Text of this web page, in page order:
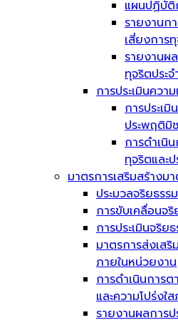
แผนปฏิบัติ
รายงานก
เสี่ยงการ
รายงานผ
ทุจริตประจ
การประเมินคว
การประเ
ประพฤติมิ
การดำเนิ
ทุจริตและ
มาตรการเสริมสร้างม
ประมวลจริยธรร
การขับเคลื่อนจริ
การประเมินจริย
มาตรการส่งเสริ
ภายในหน่วยงาน
การดำเนินการ
และความโปร่งใ
รายงานผลการ